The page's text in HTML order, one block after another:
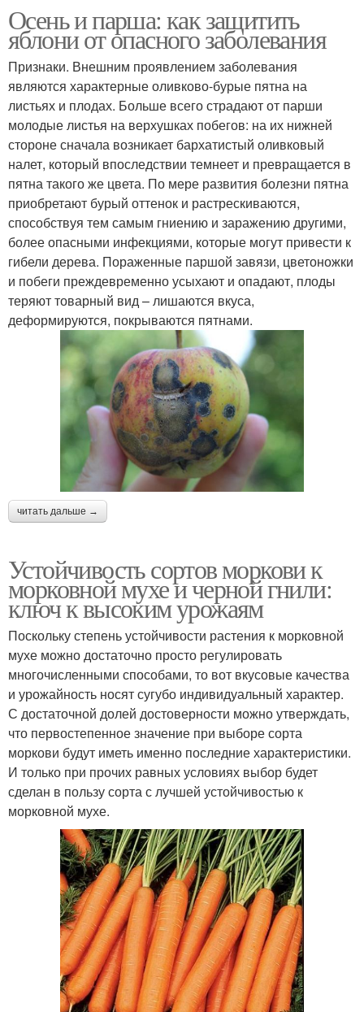
Осень и парша: как защитить
яблони от опасного заболевания
Признаки. Внешним проявлением заболевания
являются характерные оливково-бурые пятна на
листьях и плодах. Больше всего страдают от парши
молодые листья на верхушках побегов: на их нижней
стороне сначала возникает бархатистый оливковый
налет, который впоследствии темнеет и превращается в
пятна такого же цвета. По мере развития болезни пятна
приобретают бурый оттенок и растрескиваются,
способствуя тем самым гниению и заражению другими,
более опасными инфекциями, которые могут привести к
гибели дерева. Пораженные паршой завязи, цветоножки
и побеги преждевременно усыхают и опадают, плоды
теряют товарный вид – лишаются вкуса,
деформируются, покрываются пятнами.
читать дальше →
Устойчивость сортов моркови к
морковной мухе и черной гнили:
ключ к высоким урожаям
Поскольку степень устойчивости растения к морковной
мухе можно достаточно просто регулировать
многочисленными способами, то вот вкусовые качества
и урожайность носят сугубо индивидуальный характер.
С достаточной долей достоверности можно утверждать,
что первостепенное значение при выборе сорта
моркови будут иметь именно последние характеристики.
И только при прочих равных условиях выбор будет
сделан в пользу сорта с лучшей устойчивостью к
морковной мухе.